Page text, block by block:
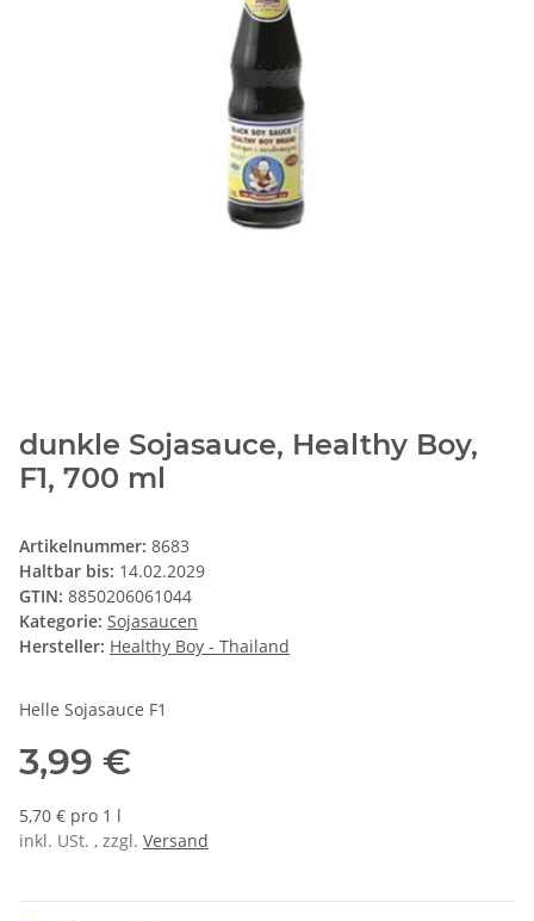
dunkle Sojasauce, Healthy Boy,
F1, 700 ml
Artikelnummer: 8683
Haltbar bis: 14.02.2029
GTIN: 8850206061044
Kategorie: Sojasaucen
Hersteller: Healthy Boy - Thailand
Helle Sojasauce F1
3,99 €
5,70 € pro 1 l
inkl. USt. , zzgl. Versand